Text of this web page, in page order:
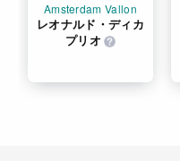
Amsterdam Vallon
レオナルド・ディカ
プリオ